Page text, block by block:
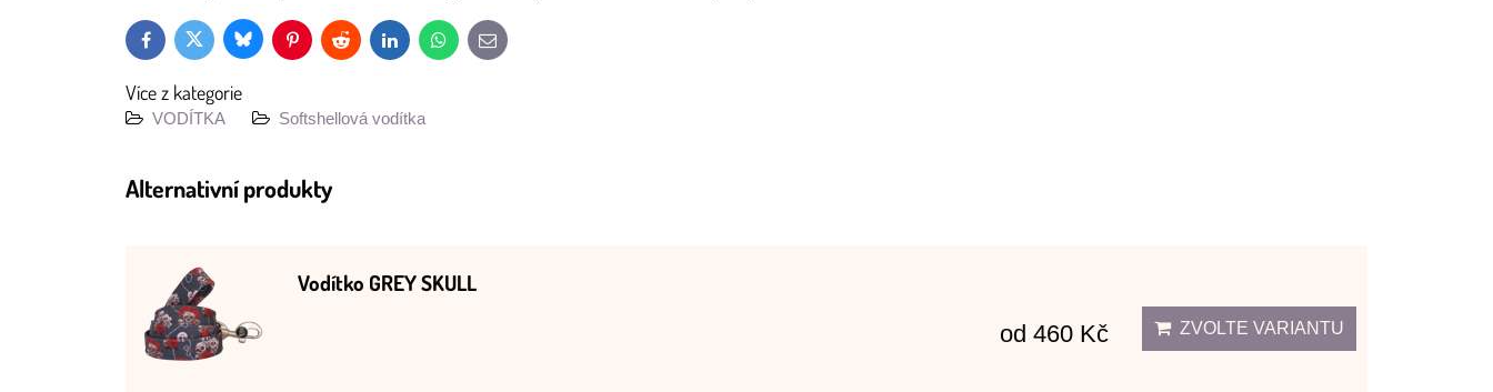
FacebookTwitter BlueskyPinterestReddit LinkedInWhatsApp
E-
mail
Více z kategorie
VODÍTKA Softshellová vodítka
Alternativní produkty
Vodítko GREY SKULL
od 460 Kč
ZVOLTE VARIANTU